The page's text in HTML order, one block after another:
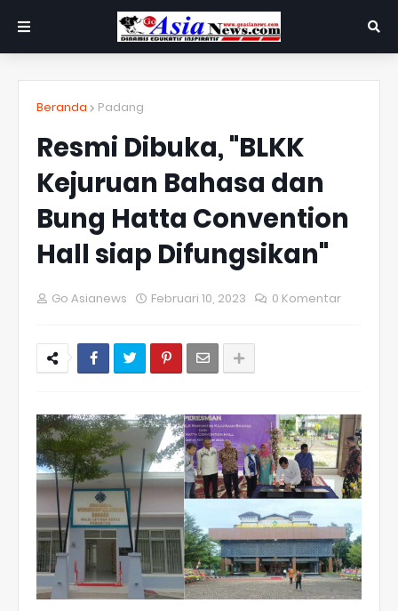
Beranda Padang
Resmi Dibuka, "BLKK
Kejuruan Bahasa dan
Bung Hatta Convention
Hall siap Difungsikan"
Go Asianews Februari 10, 2023 0 Komentar